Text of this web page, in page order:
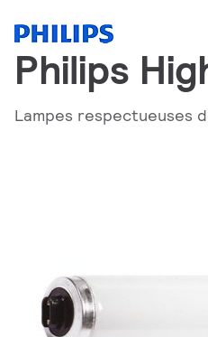
Philips
Lampes respectueuses